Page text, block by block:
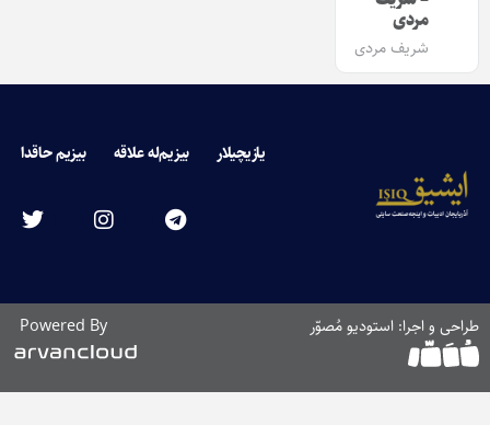
مردی
شریف مردی
یازیچیلار بیزیم‌له علاقه بیزیم حاقدا
طراحی و اجرا: استودیو مُصوّر Powered By